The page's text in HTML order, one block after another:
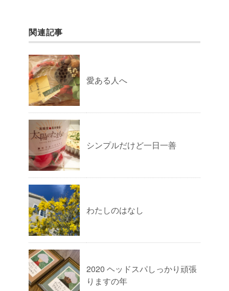
関連記事
愛ある人へ
シンプルだけど一日一善
わたしのはなし
2020 ヘッドスパしっかり頑張
りますの年